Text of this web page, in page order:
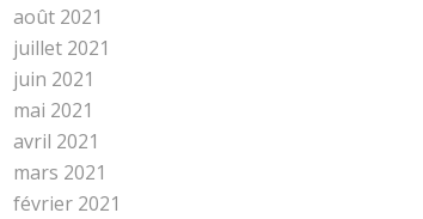
août 2021
juillet 2021
juin 2021
mai 2021
avril 2021
mars 2021
février 2021